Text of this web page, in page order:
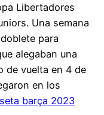
Libertadores
Una semana
para
alegaban una
de vuelta en 4 de
en los
barça 2023